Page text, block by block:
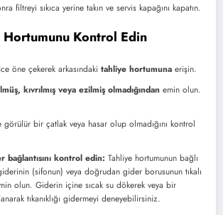
filtreyi sıkıca yerine takın ve servis kapağını kapatın.
Kontrol Edin
öne çekerek arkasındaki tahliye hortumuna erişin.
kıvrılmış veya ezilmiş olmadığından emin olun.
bir çatlak veya hasar olup olmadığını kontrol
bağlantısını kontrol edin: Tahliye hortumunun bağlı
(sifonun) veya doğrudan gider borusunun tıkalı
olun. Giderin içine sıcak su dökerek veya bir
tıkanıklığı gidermeyi deneyebilirsiniz.